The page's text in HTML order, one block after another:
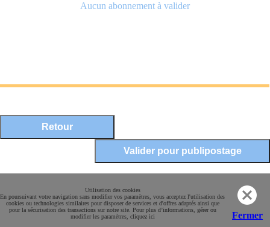
Aucun abonnement à valider
Utilisation des cookies
En poursuivant votre navigation sans modifier vos paramètres, vous acceptez l'utilisation des
cookies ou technologies similaires pour disposer de services et d'offres adaptés ainsi que
pour la sécurisation des transactions sur notre site. Pour plus d’informations, gérer ou
modifier les paramètres, cliquez ici
Fermer
Paiement sécurisé
Conditions Générales de Vente